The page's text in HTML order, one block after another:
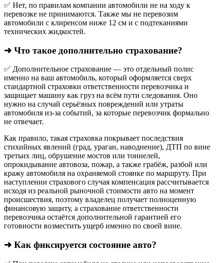
✅ Нет, по правилам компании автомобили не на ходу к
перевозке не принимаются. Также мы не перевозим
автомобили с клиренсом ниже 12 см и с подтеканиями
технических жидкостей.
➜ Что такое дополнительно страхование?
✅ Дополнительное страхование — это отдельный полис
именно на ваш автомобиль, который оформляется сверх
стандартной страховки ответственности перевозчика и
защищает машину как груз на всём пути следования. Оно
нужно на случай серьёзных повреждений или утраты
автомобиля из‑за событий, за которые перевозчик формально
не отвечает.​
Как правило, такая страховка покрывает последствия
стихийных явлений (град, ураган, наводнение), ДТП по вине
третьих лиц, обрушение мостов или тоннелей,
опрокидывание автовоза, пожар, а также грабёж, разбой или
кражу автомобиля на охраняемой стоянке по маршруту. При
наступлении страхового случая компенсация рассчитывается
исходя из реальной рыночной стоимости авто на момент
происшествия, поэтому владелец получает полноценную
финансовую защиту, а страхование ответственности
перевозчика остаётся дополнительной гарантией его
готовности возместить ущерб именно по своей вине.
➜ Как фиксируется состояние авто?